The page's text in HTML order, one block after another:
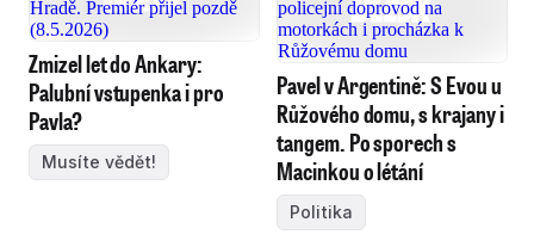
Zmizel let do Ankary:
Palubní vstupenka i pro
Pavla?
Musíte vědět!
Pavel v Argentině: S Evou u
Růžového domu, s krajany i
tangem. Po sporech s
Macinkou o létání
Politika